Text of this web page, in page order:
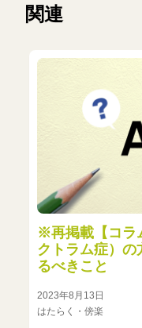
関連
※再掲載【コラ
クトラム症）
るべきこと
2023年8月13日
はたらく・傍楽